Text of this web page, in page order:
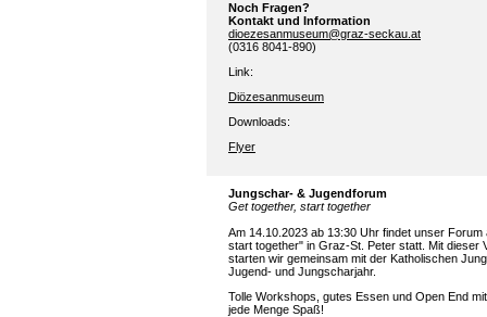
Noch Fragen?
Kontakt und Information
dioezesanmuseum@graz-seckau.at
(0316 8041-890)
Link:
Diözesanmuseum
Downloads:
Flyer
Jungschar- & Jugendforum
Get together, start together
Am 14.10.2023 ab 13:30 Uhr findet unser Forum
start together" in Graz-St. Peter statt. Mit dieser
starten wir gemeinsam mit der Katholischen
Jugend- und Jungscharjahr.
Tolle Workshops, gutes Essen und Open End
jede Menge Spaß!